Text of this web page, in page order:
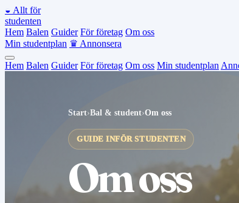
◒ Allt för
studenten
Hem Balen Guider För företag Om oss
Min studentplan ♛ Annonsera
Hem Balen Guider För företag Om oss Min studentplan
Start›Bal & student›Om oss
GUIDE INFÖR STUDENTEN
Om oss